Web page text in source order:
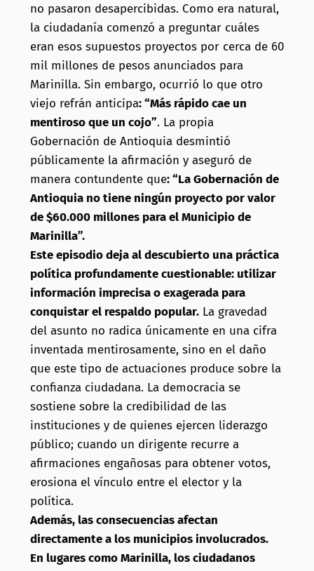
no pasaron desapercibidas. Como era natural,
la ciudadanía comenzó a preguntar cuáles
eran esos supuestos proyectos por cerca de 60
mil millones de pesos anunciados para
Marinilla. Sin embargo, ocurrió lo que otro
viejo refrán anticipa: “Más rápido cae un
mentiroso que un cojo”. La propia
Gobernación de Antioquia desmintió
públicamente la afirmación y aseguró de
manera contundente que: “La Gobernación de
Antioquia no tiene ningún proyecto por valor
de $60.000 millones para el Municipio de
Marinilla”.
Este episodio deja al descubierto una práctica
política profundamente cuestionable: utilizar
información imprecisa o exagerada para
conquistar el respaldo popular.La gravedad
del asunto no radica únicamente en una cifra
inventada mentirosamente, sino en el daño
que este tipo de actuaciones produce sobre la
confianza ciudadana. La democracia se
sostiene sobre la credibilidad de las
instituciones y de quienes ejercen liderazgo
público; cuando un dirigente recurre a
afirmaciones engañosas para obtener votos,
erosiona el vínculo entre el elector y la
política.
Además, las consecuencias afectan
directamente a los municipios involucrados.
En lugares como Marinilla, los ciudadanos